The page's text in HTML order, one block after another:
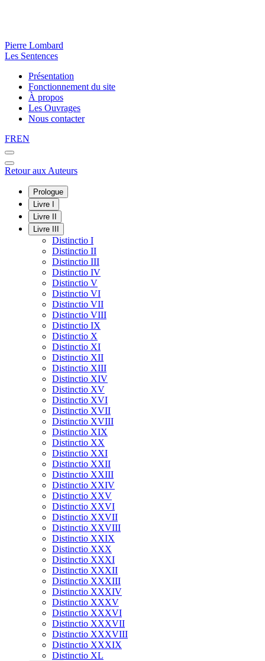
Pierre Lombard
Les Sentences
Présentation
Fonctionnement du site
À propos
Les Ouvrages
Nous contacter
FREN
Retour aux Auteurs
Prologue
Livre I
Livre II
Livre III
Distinctio I
Distinctio II
Distinctio III
Distinctio IV
Distinctio V
Distinctio VI
Distinctio VII
Distinctio VIII
Distinctio IX
Distinctio X
Distinctio XI
Distinctio XII
Distinctio XIII
Distinctio XIV
Distinctio XV
Distinctio XVI
Distinctio XVII
Distinctio XVIII
Distinctio XIX
Distinctio XX
Distinctio XXI
Distinctio XXII
Distinctio XXIII
Distinctio XXIV
Distinctio XXV
Distinctio XXVI
Distinctio XXVII
Distinctio XXVIII
Distinctio XXIX
Distinctio XXX
Distinctio XXXI
Distinctio XXXII
Distinctio XXXIII
Distinctio XXXIV
Distinctio XXXV
Distinctio XXXVI
Distinctio XXXVII
Distinctio XXXVIII
Distinctio XXXIX
Distinctio XL